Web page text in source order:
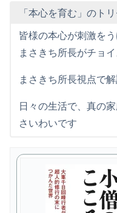
「本心を育む」のト
皆様の本心が刺激を
まさきち所長がチョ
まさきち所長視点で
日々の生活で、真の
さいわいです